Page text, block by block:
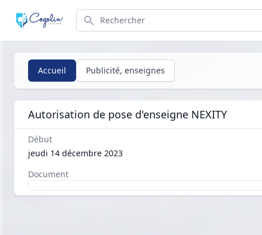
Search
Accueil Publicité, enseignes
Autorisation de pose d'enseigne NEXITY
Début
jeudi 14 décembre 2023
Document